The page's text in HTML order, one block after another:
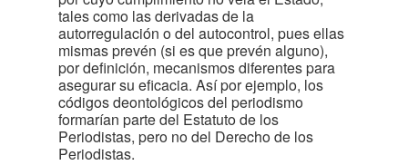
tales como las derivadas de la
autorregulación o del autocontrol, pues ellas
mismas prevén (si es que prevén alguno),
por definición, mecanismos diferentes para
asegurar su eficacia. Así por ejemplo, los
códigos deontológicos del periodismo
formarían parte del Estatuto de los
Periodistas, pero no del Derecho de los
Periodistas.